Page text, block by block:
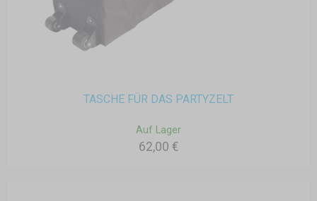
TASCHE FÜR DAS PARTYZELT
Auf Lager
62,00 €